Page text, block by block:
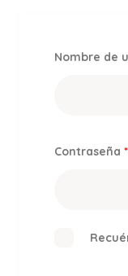
Nombre de
Contraseña *